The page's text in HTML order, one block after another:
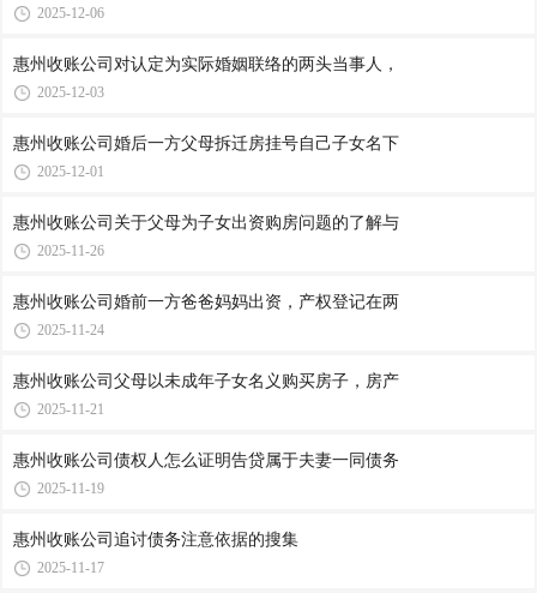
2025-12-06
惠州收账公司​对认定为实际婚姻联络的两头当事人，
2025-12-03
惠州收账公司​婚后一方父母拆迁房挂号自己子女名下
2025-12-01
惠州收账公司​关于父母为子女出资购房问题的了解与
2025-11-26
惠州收账公司​婚前一方爸爸妈妈出资，产权登记在两
2025-11-24
惠州收账公司​父母以未成年子女名义购买房子，房产
2025-11-21
惠州收账公司​债权人怎么证明告贷属于夫妻一同债务
2025-11-19
惠州收账公司​追讨债务注意依据的搜集
2025-11-17